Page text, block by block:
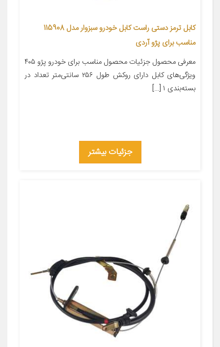
کابل ترمز دستی راست کابل خودرو سبزوار مدل 115908
مناسب برای پژو آردی
معرفی محصول جزئیات محصول مناسب برای خودرو پژو ۴۰۵
ویژگی‌های کابل دارای روکش طول ۲۵۶ سانتی‌متر تعداد در
بسته‌بندی ۱ […]
جزئیات بیشتر